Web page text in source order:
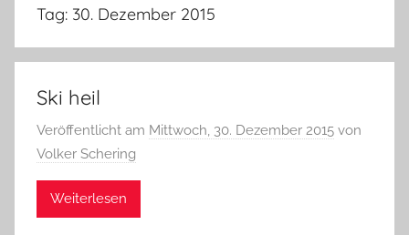
Tag: 30. Dezember 2015
Ski heil
Veröffentlicht am Mittwoch, 30. Dezember 2015 von
Volker Schering
Weiterlesen